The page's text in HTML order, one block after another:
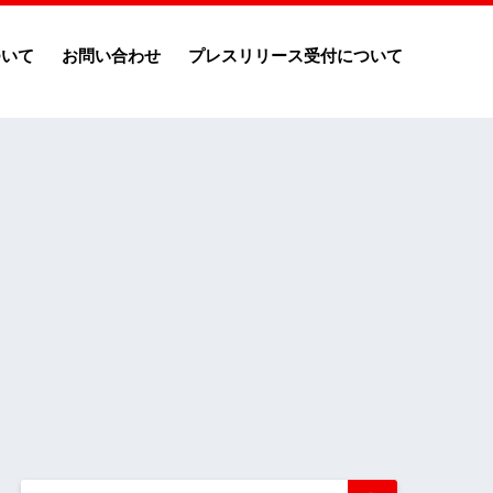
て お問い合わせ プレスリリース受付について